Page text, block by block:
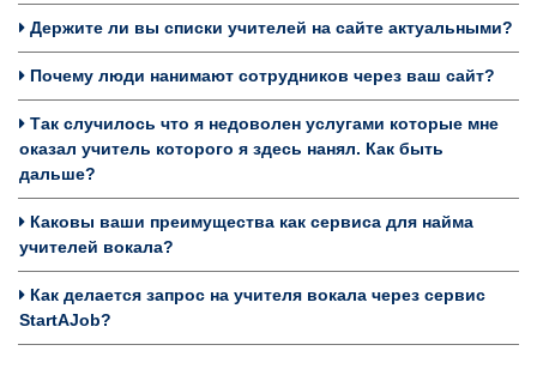
Держите ли вы списки учителей на сайте актуальными?
Почему люди нанимают сотрудников через ваш сайт?
Так случилось что я недоволен услугами которые мне
оказал учитель которого я здесь нанял. Как быть
дальше?
Каковы ваши преимущества как сервиса для найма
учителей вокала?
Как делается запрос на учителя вокала через сервис
StartAJob?